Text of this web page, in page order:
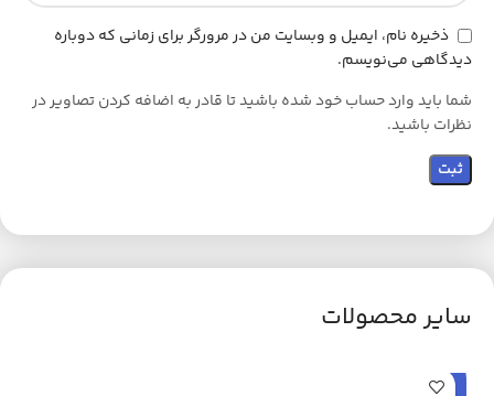
ذخیره نام، ایمیل و وبسایت من در مرورگر برای زمانی که دوباره
دیدگاهی می‌نویسم.
شما باید وارد حساب خود شده باشید تا قادر به اضافه کردن تصاویر در
نظرات باشید.
سایر محصولات
حراج